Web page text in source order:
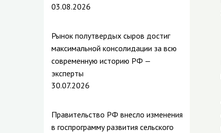
03.08.2026
Рынок полутвердых сыров достиг
максимальной консолидации за всю
современную историю РФ —
эксперты
30.07.2026
Правительство РФ внесло изменения
в госпрограмму развития сельского